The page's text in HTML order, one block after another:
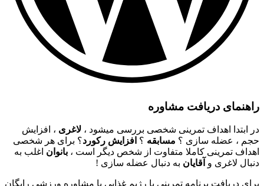
راهنمای دریافت مشاوره
در ابتدا اهداف تمرینی شخصی بررسی میشود ، لاغری ، افزایش
حجم ، عضله سازی ؟ مسابقه ؟ افزایش رکورد؟ برای هر شخصی
اهداف تمرینی کاملا متفاوت از شخص دیگر است ، بانوان اغلب به
دنبال لاغری و آقایان به دنبال عضله سازی !
برای دریافت برنامه تمرینی یا رژیم غذایی یا مشاوره ورزشی رایگان